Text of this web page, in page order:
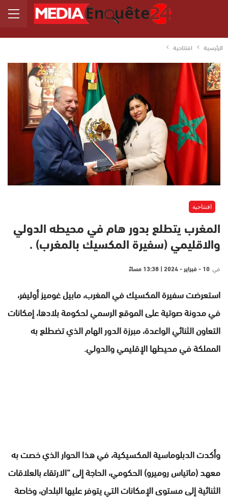
الرئيسية افتتاحية
افتتاحية
المغرب يتطلع بدور هام في محيطه الدولي
والاقليمي (سفيرة المكسيك بالمغرب) .
في 10 - فبراير - 2024 | 13:38 مساءً
استعرضت سفيرة المكسيك في المغرب، مابيل غوميز أوليفر،
في مدونة صوتية على الموقع الرسمي لحكومة بلادها، إمكانات
التعاون الثنائي الواعدة، مبرزة الدور الهام الذي تضطلع به
المملكة في محيطها الإقليمي والدولي.
وأكدت الدبلوماسية المكسيكية، في هذا الحوار الذي خصت به
معهد (ماتياس روميرو) الحكومي، الحاجة إلى “الارتقاء بالعلاقات
الثنائية إلى مستوى الإمكانات التي يتوفر عليها البلدان، وخاصة